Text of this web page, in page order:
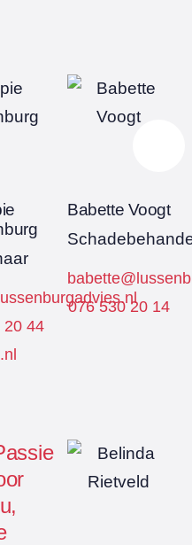
20 44
Babette Voogt
076 530 20 14